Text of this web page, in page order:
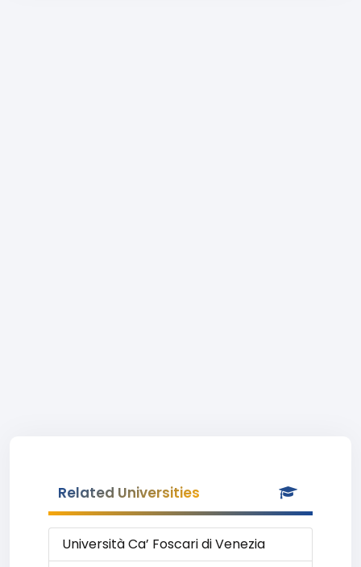
Related Universities
Università Ca’ Foscari di Venezia